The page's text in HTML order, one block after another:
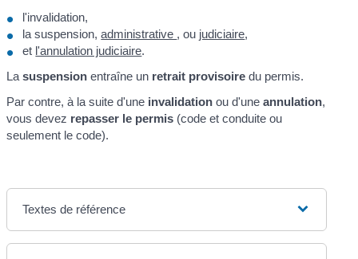
l'invalidation,
la suspension,administrative , ou judiciaire,
et l'annulation judiciaire.
Lasuspension entraîne un retrait provisoire du permis.
Par contre, à la suite d'une invalidation ou d'uneannulation,
vous devez repasser le permis (code et conduite ou
seulement le code).
Textes de référence